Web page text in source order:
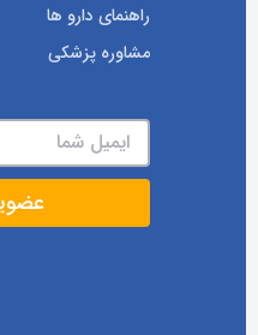
راهنمای دارو ها
مشاوره پزشکی